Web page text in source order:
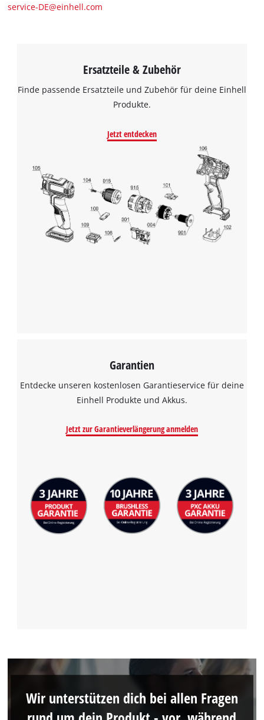
service-DE@einhell.com
Ersatzteile & Zubehör
Finde passende Ersatzteile und Zubehör für deine Einhell
Produkte.
Jetzt entdecken
Garantien
Entdecke unseren kostenlosen Garantieservice für deine
Einhell Produkte und Akkus.
Jetzt zur Garantieverlängerung anmelden
Wir unterstützen dich bei allen Fragen